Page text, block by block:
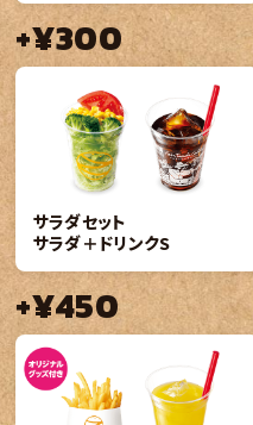
+¥300
サラダセット
サラダ＋ドリンクS
+¥450